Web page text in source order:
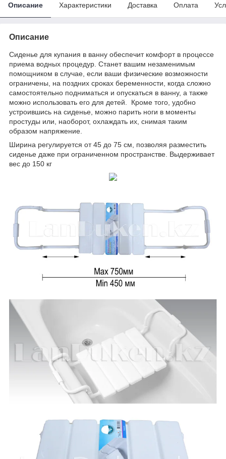
Описание Характеристики Доставка Оплата
Описание
Сиденье для купания в ванну обеспечит комфорт в процессе
приема водных процедур. Станет вашим незаменимым
помощником в случае, если ваши физические возможности
ограничены, на поздних сроках беременности, когда сложно
самостоятельно подниматься и опускаться в ванну, а также
можно использовать его для детей. Кроме того, удобно
устроившись на сиденье, можно парить ноги в моменты
простуды или, наоборот, охлаждать их, снимая таким
образом напряжение.
Ширина регулируется от 45 до 75 см, позволяя разместить
сиденье даже при ограниченном пространстве. Выдерживает
вес до 150 кг